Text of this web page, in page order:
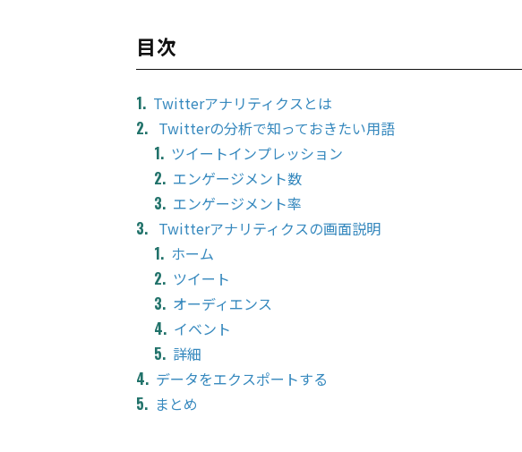
目次
Twitterアナリティクスとは
Twitterの分析で知っておきたい用語
ツイートインプレッション
エンゲージメント数
エンゲージメント率
Twitterアナリティクスの画面説明
ホーム
ツイート
オーディエンス
イベント
詳細
データをエクスポートする
まとめ